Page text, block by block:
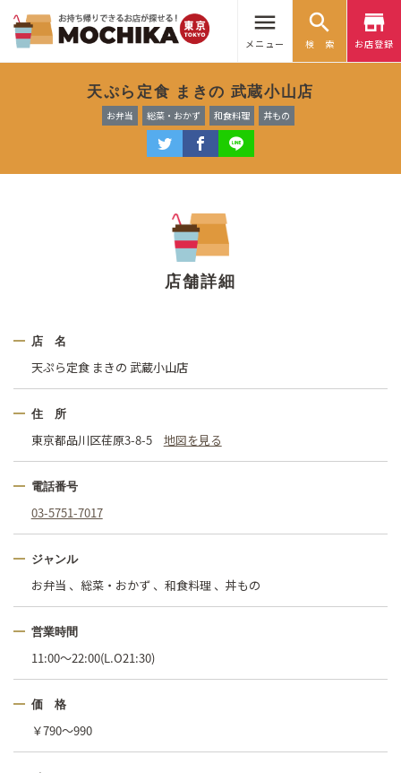
menu
メニュー
search
検 索
store
お店登録
天ぷら定食 まきの 武蔵小山店
お弁当 総菜・おかず 和食料理 丼もの
店舗詳細
店 名
天ぷら定食 まきの 武蔵小山店
住 所
東京都品川区荏原3-8-5 地図を見る
電話番号
03-5751-7017
ジャンル
お弁当 、総菜・おかず 、和食料理 、丼もの
営業時間
11:00～22:00(L.O21:30)
価 格
￥790〜990